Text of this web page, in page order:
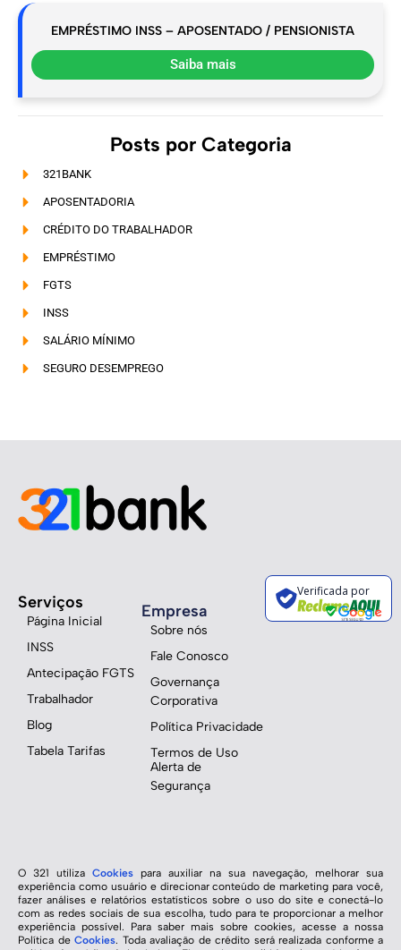
EMPRÉSTIMO INSS – APOSENTADO / PENSIONISTA
Saiba mais
Posts por Categoria
321BANK
APOSENTADORIA
CRÉDITO DO TRABALHADOR
EMPRÉSTIMO
FGTS
INSS
SALÁRIO MÍNIMO
SEGURO DESEMPREGO
O 321 utiliza Cookies para auxiliar na sua navegação, melhorar sua
experiência como usuário e direcionar conteúdo de marketing para você,
fazer análises e relatórios estatísticos sobre o uso do site e conectá-lo
com as redes sociais de sua escolha, tudo para te proporcionar a melhor
experiência possível. Para saber mais sobre cookies, acesse a nossa
Política de Cookies. Toda avaliação de crédito será realizada conforme a
Serviços
Página Inicial
INSS
Antecipação FGTS
Trabalhador
Blog
Tabela Tarifas
Empresa
Sobre nós
Fale Conosco
Governança
Corporativa
Política Privacidade
Termos de Uso
Alerta de
Segurança
Verificada por